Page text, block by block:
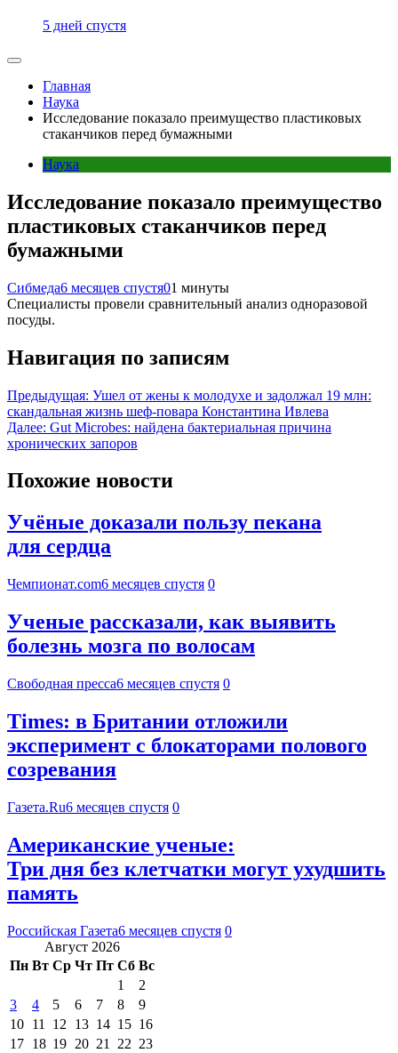
5 дней спустя
Главная
Наука
Исследование показало преимущество пластиковых
стаканчиков перед бумажными
Наука
Исследование показало преимущество
пластиковых стаканчиков перед
бумажными
Сибмеда6 месяцев спустя01 минуты
Специалисты провели сравнительный анализ одноразовой
посуды.
Навигация по записям
Предыдущая: Ушел от жены к молодухе и задолжал 19 млн:
скандальная жизнь шеф-повара Константина Ивлева
Далее: Gut Microbes: найдена бактериальная причина
хронических запоров
Похожие новости
Учёные доказали пользу пекана
для сердца
Чемпионат.com6 месяцев спустя 0
Ученые рассказали, как выявить
болезнь мозга по волосам
Свободная пресса6 месяцев спустя 0
Times: в Британии отложили
эксперимент с блокаторами полового
созревания
Газета.Ru6 месяцев спустя 0
Американские ученые:
Три дня без клетчатки могут ухудшить
память
Российская Газета6 месяцев спустя 0
Август 2026
Пн Вт Ср Чт Пт Сб Вс
1
2
3
4 5 6 7 8
9
10 11 12 13 14 15 16
17 18 19 20 21 22 23